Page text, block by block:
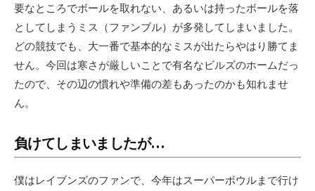
要なところでボールを取れない、あるいは持ったボールを落
としてしまうミス（ファンブル）が多発してしまいました。
どの競技でも、大一番で基本的なミスが出たらやはり勝てま
せん。今回は寒さが厳しいことで有名なビルズのホームだっ
たので、その辺の慣れや準備の差もあったのかも知れませ
ん。
負けてしまいましたが…
僕はレイブンズのファンで、今年はスーパーボウルまで行け